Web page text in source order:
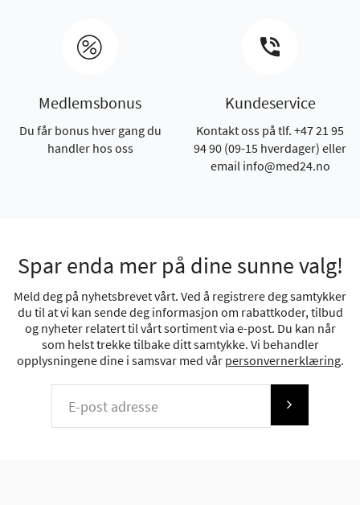
Medlemsbonus
Du får bonus hver gang du
handler hos oss
Kundeservice
Kontakt oss på tlf. +47 21 95
94 90 (09-15 hverdager) eller
email info@med24.no
Spar enda mer på dine sunne valg!
Meld deg på nyhetsbrevet vårt. Ved å registrere deg samtykker
du til at vi kan sende deg informasjon om rabattkoder, tilbud
og nyheter relatert til vårt sortiment via e-post. Du kan når
som helst trekke tilbake ditt samtykke. Vi behandler
opplysningene dine i samsvar med vår personvernerklæring.